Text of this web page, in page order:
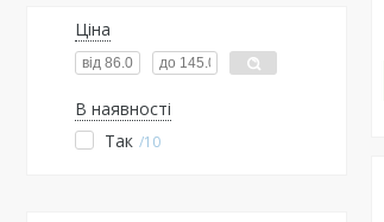
Ціна
В наявності
Так 10